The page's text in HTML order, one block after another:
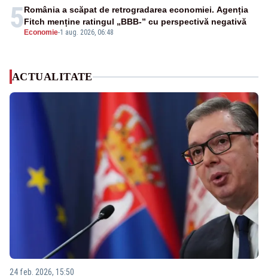
5 Economie-1 aug. 2026, 06:48
România a scăpat de retrogradarea economiei. Agenția
Fitch menține ratingul „BBB-” cu perspectivă negativă
ACTUALITATE
24 feb. 2026, 15:50